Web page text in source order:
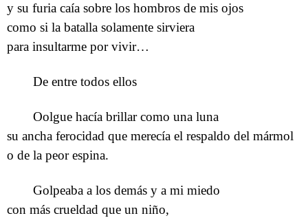
y su furia caía sobre los hombros de mis ojos
como si la batalla solamente sirviera
para insultarme por vivir…
De entre todos ellos
Oolgue hacía brillar como una luna
su ancha ferocidad que merecía el respaldo del mármol
o de la peor espina.
Golpeaba a los demás y a mi miedo
con más crueldad que un niño,